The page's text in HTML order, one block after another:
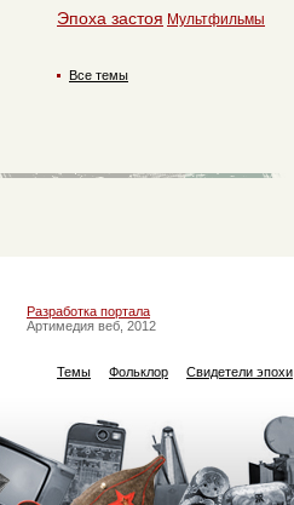
Эпоха застоя Мультфильмы
Все темы
Разработка портала
Артимедия веб, 2012
Темы Фольклор Свидетели эпохи